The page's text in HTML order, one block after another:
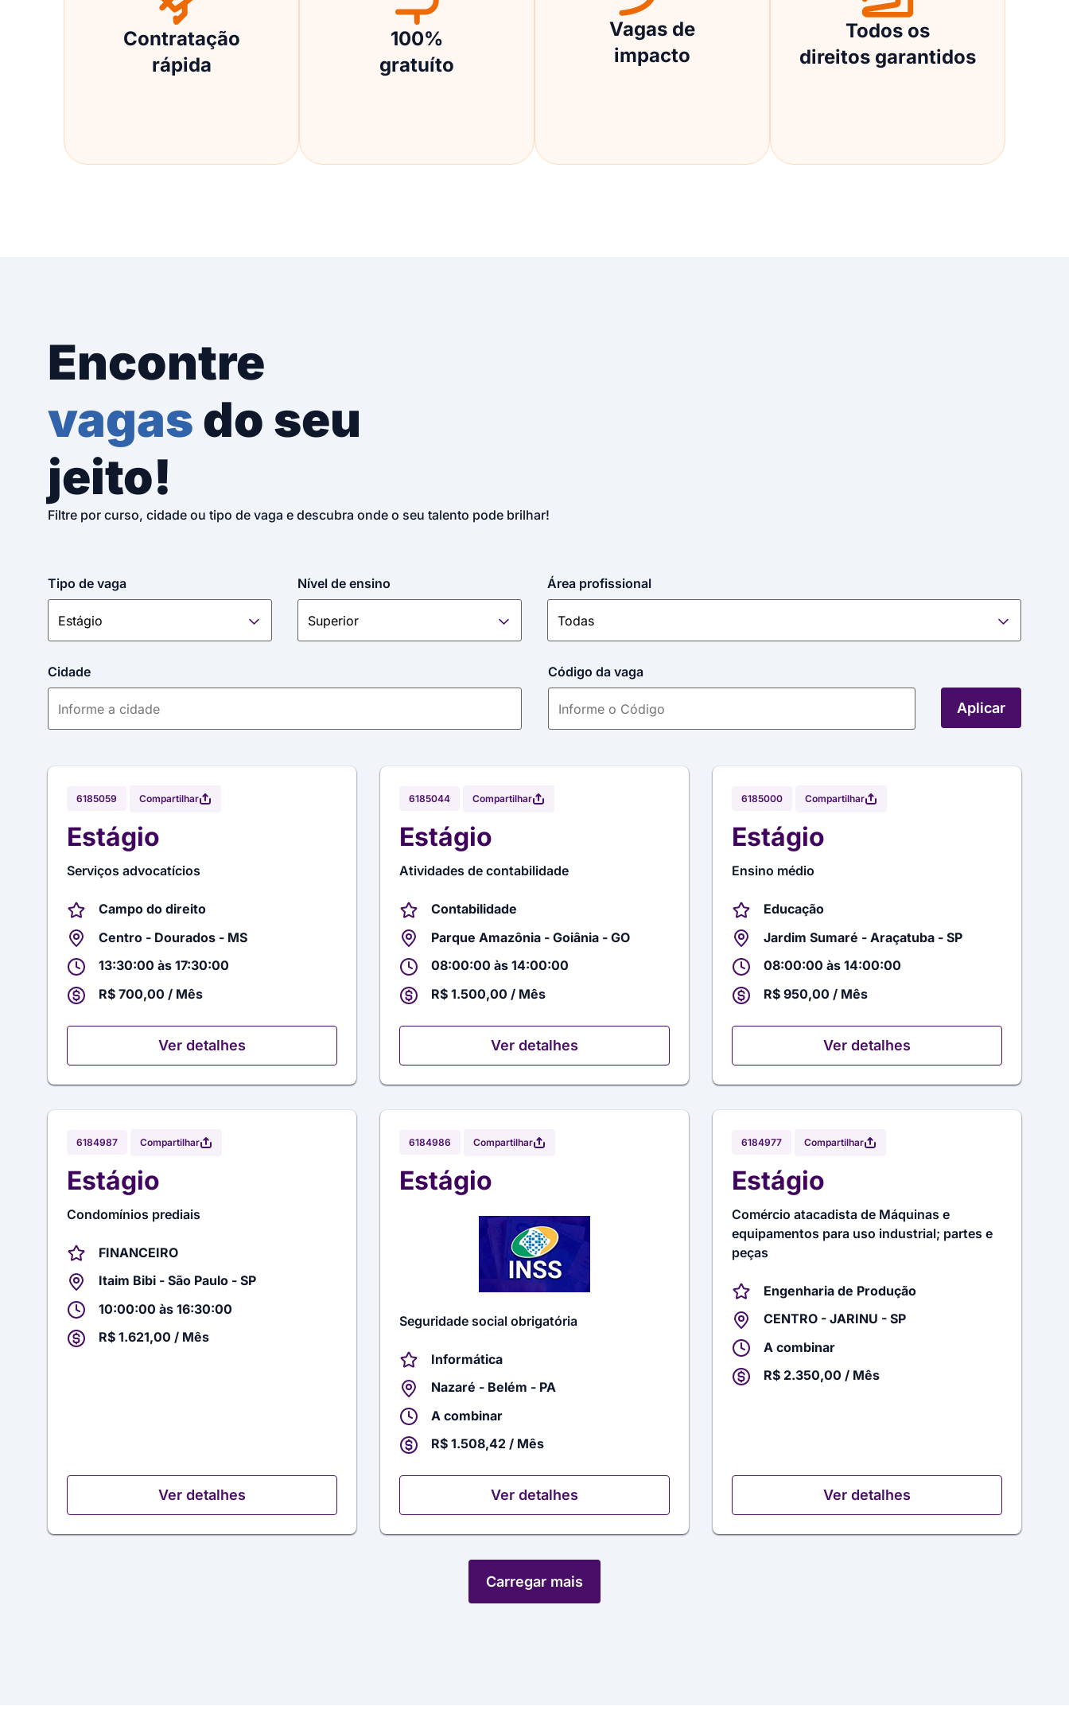
Contratação
rápida
100%
gratuíto
Vagas de
impacto
Todos os
direitos garantidos
Encontre
vagasdo seu
jeito!
Filtre por curso, cidade ou tipo de vaga e descubra onde o seu talento pode brilhar!
Tipo de vaga Nível de ensino Área profissional
Cidade Código da vaga
Aplicar
6185059 Compartilhar
Estágio
Serviços advocatícios
Campo do direito
Centro - Dourados - MS
13:30:00 às 17:30:00
R$ 700,00 / Mês
Ver detalhes
6185044 Compartilhar
Estágio
Atividades de contabilidade
Contabilidade
Parque Amazônia - Goiânia - GO
08:00:00 às 14:00:00
R$ 1.500,00 / Mês
Ver detalhes
6185000 Compartilhar
Estágio
Ensino médio
Educação
Jardim Sumaré - Araçatuba - SP
08:00:00 às 14:00:00
R$ 950,00 / Mês
Ver detalhes
6184987 Compartilhar
Estágio
Condomínios prediais
FINANCEIRO
Itaim Bibi - São Paulo - SP
10:00:00 às 16:30:00
R$ 1.621,00 / Mês
Ver detalhes
6184986 Compartilhar
Estágio
Seguridade social obrigatória
Informática
Nazaré - Belém - PA
A combinar
R$ 1.508,42 / Mês
Ver detalhes
6184977 Compartilhar
Estágio
Comércio atacadista de Máquinas e
equipamentos para uso industrial; partes e
peças
Engenharia de Produção
CENTRO - JARINU - SP
A combinar
R$ 2.350,00 / Mês
Ver detalhes
Carregar mais